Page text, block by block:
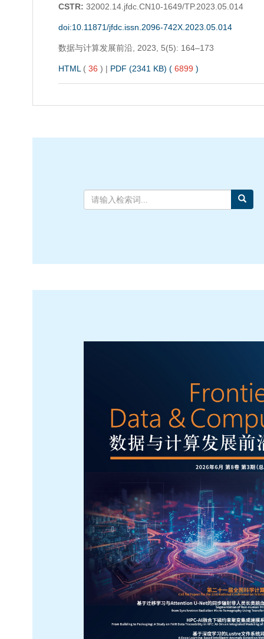
CSTR: 32002.14.jfdc.CN10-1649/TP.2023.05.014
doi:10.11871/jfdc.issn.2096-742X.2023.05.014
数据与计算发展前沿, 2023, 5(5): 164–173
HTML (36 ) | PDF (2341 KB) (6899 )